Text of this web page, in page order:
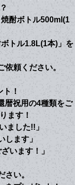
酎ボトル500ml(1
トル1.8L(1本)」を
頼ください。
ト！
暦祝用の4種類をご
ます！
ました!!」
します」
います！」
さい。